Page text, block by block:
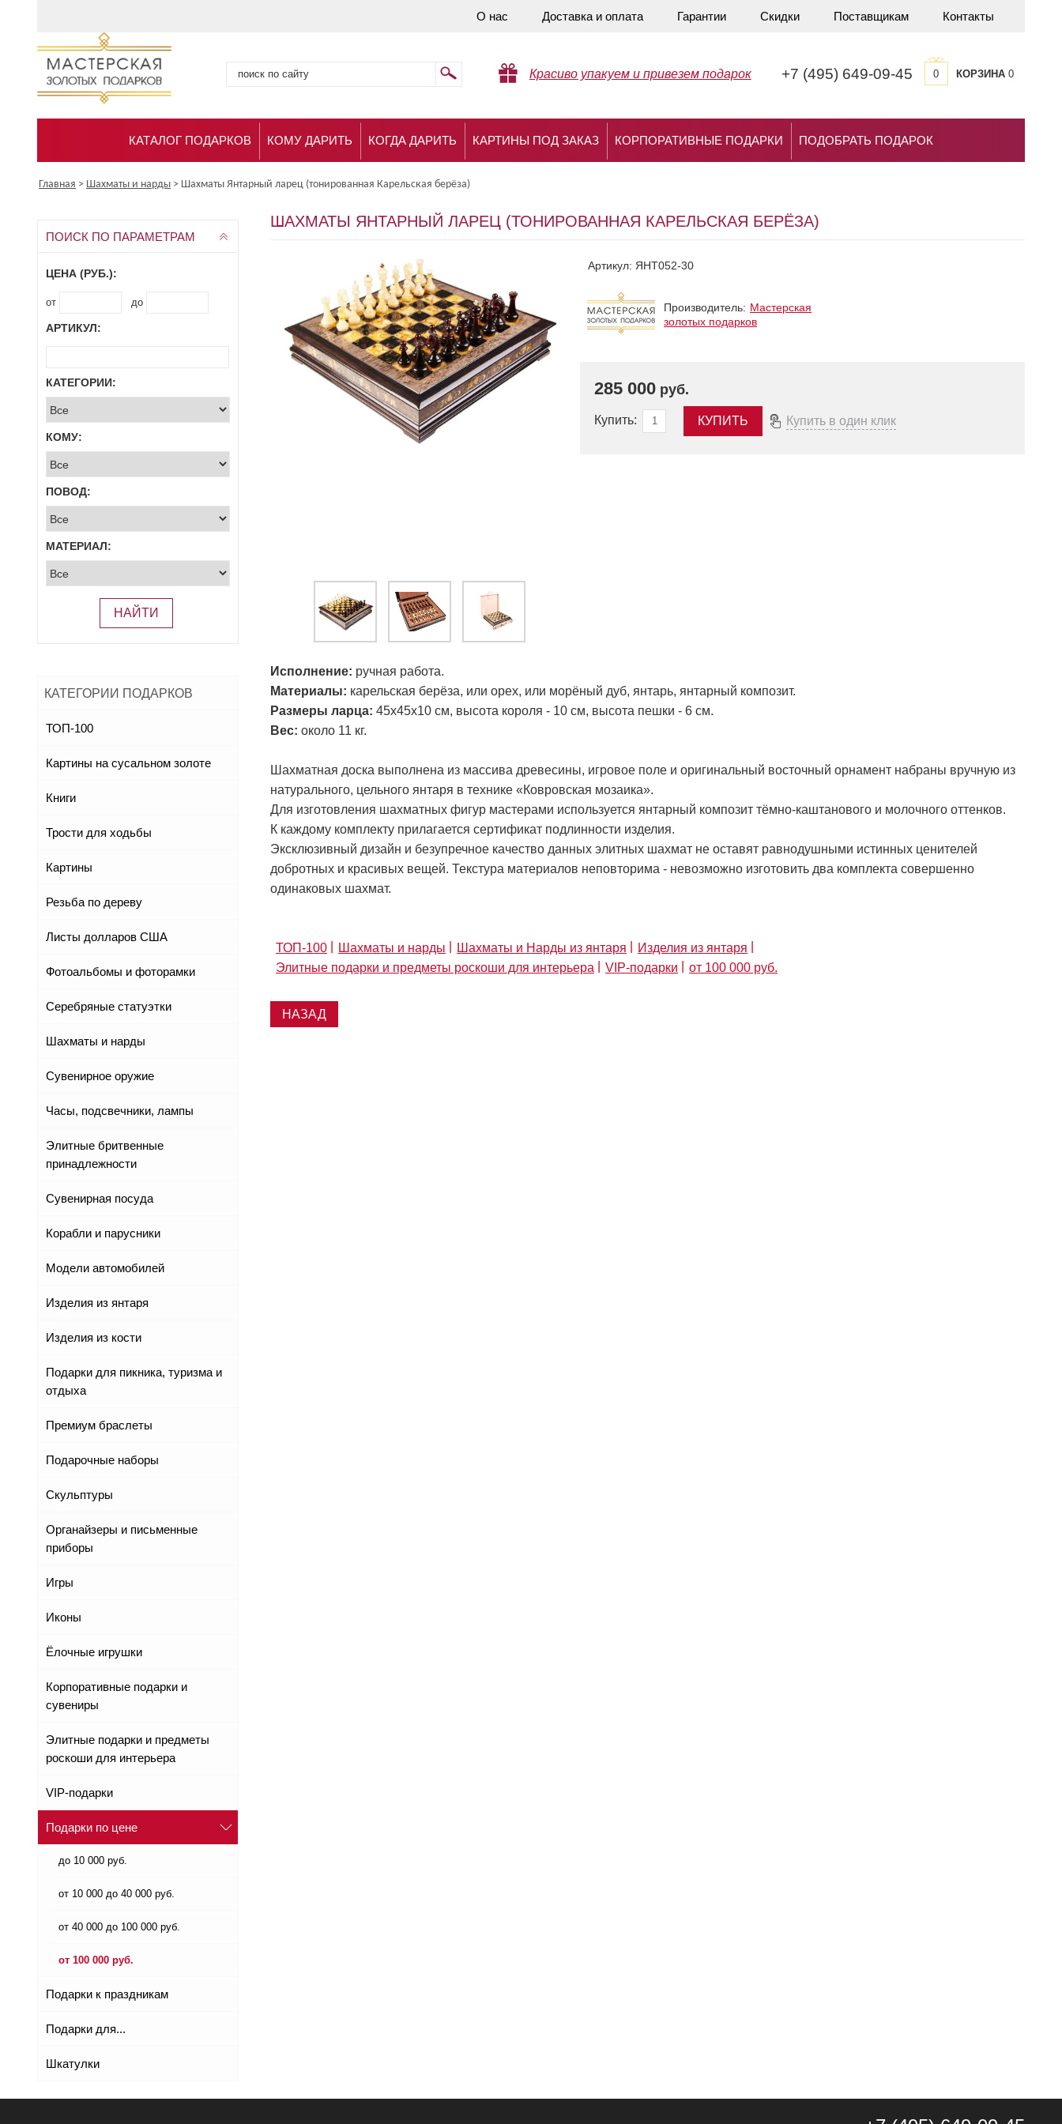
О нас Доставка и оплата Гарантии Скидки Поставщикам Контакты
Красиво упакуем и привезем подарок +7 (495) 649-09-45 0 КОРЗИНА0
КАТАЛОГ ПОДАРКОВ КОМУ ДАРИТЬ КОГДА ДАРИТЬ КАРТИНЫ ПОД ЗАКАЗ КОРПОРАТИВНЫЕ ПОДАРКИ ПОДОБРАТЬ ПОДАРОК
Главная > Шахматы и нарды > Шахматы Янтарный ларец (тонированная Карельская берёза)
ПОИСК ПО ПАРАМЕТРАМ
ЦЕНА (РУБ.):
от до
АРТИКУЛ:
КАТЕГОРИИ:
КОМУ:
ПОВОД:
МАТЕРИАЛ:
НАЙТИ
КАТЕГОРИИ ПОДАРКОВ
ТОП-100
Картины на сусальном золоте
Книги
Трости для ходьбы
Картины
Резьба по дереву
Листы долларов США
Фотоальбомы и фоторамки
Серебряные статуэтки
Шахматы и нарды
Сувенирное оружие
Часы, подсвечники, лампы
Элитные бритвенные
принадлежности
Сувенирная посуда
Корабли и парусники
Модели автомобилей
Изделия из янтаря
Изделия из кости
Подарки для пикника, туризма и
отдыха
Премиум браслеты
Подарочные наборы
Скульптуры
Органайзеры и письменные
приборы
Игры
Иконы
Ёлочные игрушки
Корпоративные подарки и
сувениры
Элитные подарки и предметы
роскоши для интерьера
VIP-подарки
Подарки по цене
до 10 000 руб.
от 10 000 до 40 000 руб.
от 40 000 до 100 000 руб.
от 100 000 руб.
Подарки к праздникам
Подарки для...
Шкатулки
ШАХМАТЫ ЯНТАРНЫЙ ЛАРЕЦ (ТОНИРОВАННАЯ КАРЕЛЬСКАЯ БЕРЁЗА)
Артикул: ЯНТ052-30
Производитель: Мастерская
золотых подарков
285 000 руб.
Купить: КУПИТЬ Купить в один клик
Исполнение: ручная работа.
Материалы: карельская берёза, или орех, или морёный дуб, янтарь, янтарный композит.
Размеры ларца: 45х45х10 см, высота короля - 10 см, высота пешки - 6 см.
Вес: около 11 кг.
Шахматная доска выполнена из массива древесины, игровое поле и оригинальный восточный орнамент набраны вручную из
натурального, цельного янтаря в технике «Ковровская мозаика».
Для изготовления шахматных фигур мастерами используется янтарный композит тёмно-каштанового и молочного оттенков.
К каждому комплекту прилагается сертификат подлинности изделия.
Эксклюзивный дизайн и безупречное качество данных элитных шахмат не оставят равнодушными истинных ценителей
добротных и красивых вещей. Текстура материалов неповторима - невозможно изготовить два комплекта совершенно
одинаковых шахмат.
ТОП-100 Шахматы и нарды Шахматы и Нарды из янтаря
Изделия из янтаря
Элитные подарки и предметы роскоши для интерьера
VIP-подарки от 100 000 руб.
НАЗАД